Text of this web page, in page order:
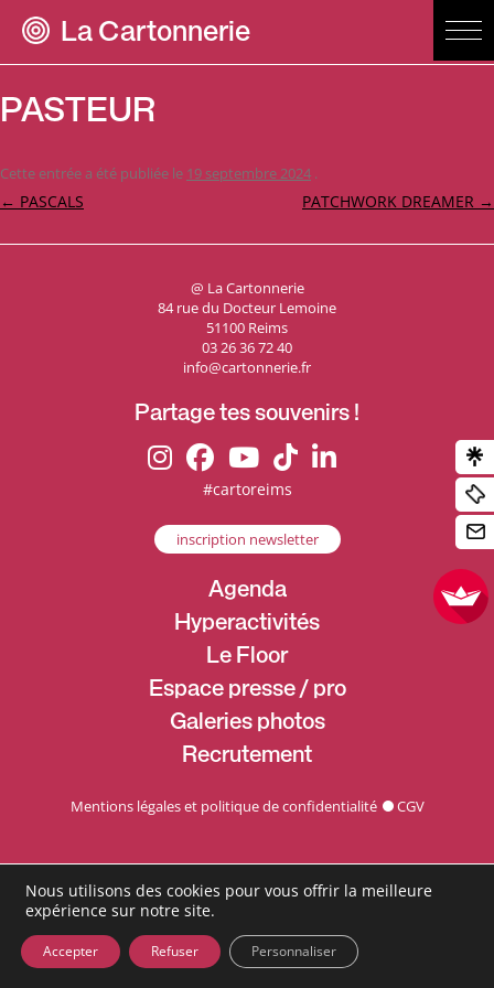
La Cartonnerie
PASTEUR
Cette entrée a été publiée le 19 septembre 2024 .
Navigation
← PASCALS PATCHWORK DREAMER →
@ La Cartonnerie
84 rue du Docteur Lemoine
51100 Reims
03 26 36 72 40
info@cartonnerie.fr
Partage tes souvenirs !
#cartoreims
inscription newsletter
Agenda
Hyperactivités
Le Floor
Espace presse / pro
Galeries photos
Recrutement
Mentions légales et politique de confidentialité CGV
Nous utilisons des cookies pour vous offrir la meilleure
expérience sur notre site.
Accepter Refuser Personnaliser